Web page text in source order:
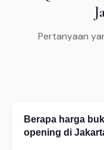
Pertanyaan
Berapa harga
opening di